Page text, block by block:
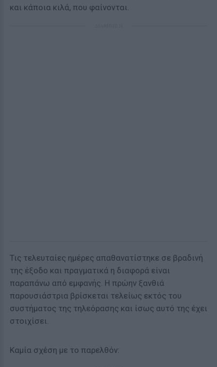
και κάποια κιλά, που φαίνονται.
Τις τελευταίες ημέρες απαθανατίστηκε σε βραδινή
της έξοδο και πραγματικά η διαφορά είναι
παραπάνω από εμφανής. Η πρώην ξανθιά
παρουσιάστρια βρίσκεται τελείως εκτός του
συστήματος της τηλεόρασης και ίσως αυτό της έχει
στοιχίσει.
Καμία σχέση με το παρελθόν: